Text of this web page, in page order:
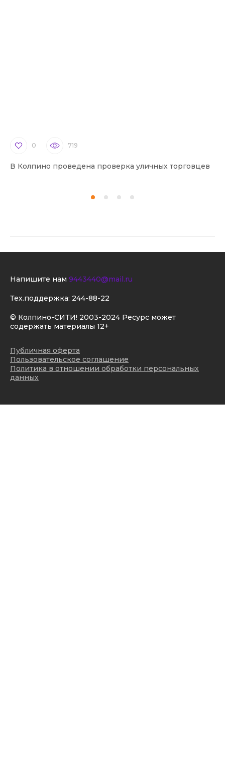
0 719
В Колпино проведена проверка уличных торговцев
© Колпино-СИТИ! 2003-2024 Ресурс может
содержать материалы 12+
Публичная оферта
Пользовательское соглашение
Политика в отношении обработки персональных
данных
Напишите нам 9443440@mail.ru
Тех.поддержка: 244-88-22